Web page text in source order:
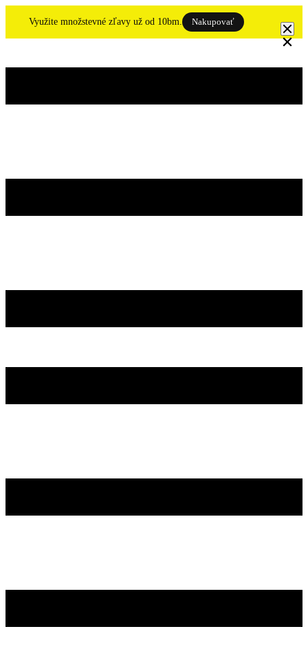
Využite množstevné zľavy už od 10bm. Nakupovať